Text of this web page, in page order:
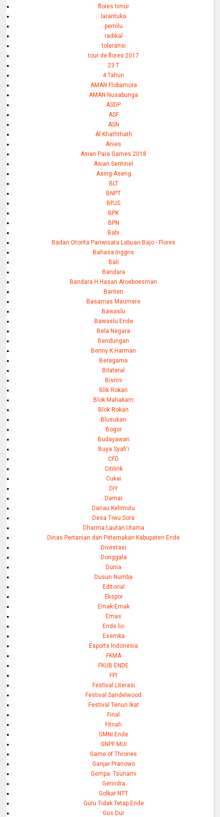
flores timur
larantuka
pemilu
radikal
toleransi
tour de flores 2017
23 T
4 Tahun
AMAN Flobamora
AMAN Nusabunga
ASDP
ASF
ASN
Al Khaththath
Anies
Asian Para Games 2018
Asian Sentinel
Asing-Aseng
BLT
BNPT
BPJS
BPK
BPN
Babi
Badan Otorita Pariwisata Labuan Bajo - Flores
Bahasa Inggris
Bali
Bandara
Bandara H Hasan Aroeboesman
Banten
Basarnas Maumere
Bawaslu
Bawaslu Ende
Bela Negara
Bendungan
Benny K Harman
Beragama
Bilateral
Bisnis
Blik Rokan
Blok Mahakam
Blok Rokan
Blusukan
Bogor
Budayawan
Buya Syafi'i
CFD
Citilink
Cukai
DIY
Damai
Danau Kelimutu
Desa Tiwu Sora
Dharma Lautan Utama
Dinas Pertanian dan Peternakan Kabupaten Ende
Divestasi
Donggala
Dunia
Dusun Numba
Editorial
Ekspor
Emak-Emak
Emas
Ende lio
Esemka
Esports Indonesia
FKMA
FKUB ENDE
FPI
Festival Literasi
Festival Sandelwood
Festival Tenun Ikat
Final
Fitnah
GMNI Ende
GNPF MUI
Game of Thrones
Ganjar Pranowo
Gempa. Tsunami
Gerindra
Golkar NTT
Guru Tidak Tetap Ende
Gus Dur